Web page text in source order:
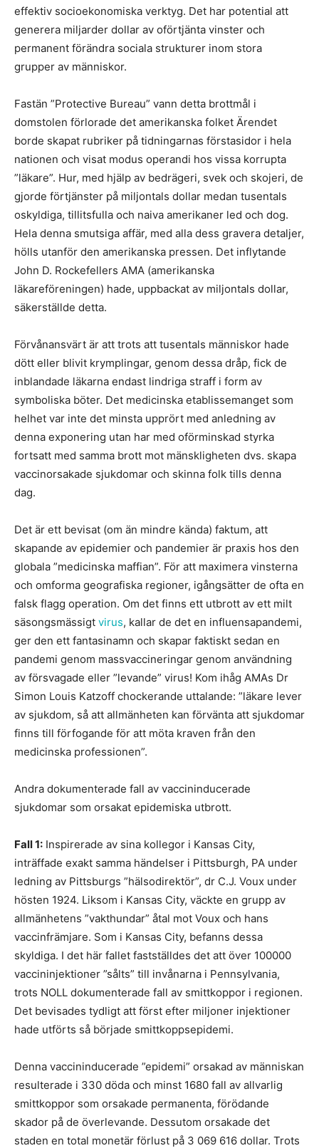
effektiv socioekonomiska verktyg. Det har potential att
generera miljarder dollar av oförtjänta vinster och
permanent förändra sociala strukturer inom stora
grupper av människor.
Fastän ”Protective Bureau” vann detta brottmål i
domstolen förlorade det amerikanska folket Ärendet
borde skapat rubriker på tidningarnas förstasidor i hela
nationen och visat modus operandi hos vissa korrupta
”läkare”. Hur, med hjälp av bedrägeri, svek och skojeri, de
gjorde förtjänster på miljontals dollar medan tusentals
oskyldiga, tillitsfulla och naiva amerikaner led och dog.
Hela denna smutsiga affär, med alla dess gravera detaljer,
hölls utanför den amerikanska pressen. Det inflytande
John D. Rockefellers AMA (amerikanska
läkareföreningen) hade, uppbackat av miljontals dollar,
säkerställde detta.
Förvånansvärt är att trots att tusentals människor hade
dött eller blivit krymplingar, genom dessa dråp, fick de
inblandade läkarna endast lindriga straff i form av
symboliska böter. Det medicinska etablissemanget som
helhet var inte det minsta upprört med anledning av
denna exponering utan har med oförminskad styrka
fortsatt med samma brott mot mänskligheten dvs. skapa
vaccinorsakade sjukdomar och skinna folk tills denna
dag.
Det är ett bevisat (om än mindre kända) faktum, att
skapande av epidemier och pandemier är praxis hos den
globala ”medicinska maffian”. För att maximera vinsterna
och omforma geografiska regioner, igångsätter de ofta en
falsk flagg operation. Om det finns ett utbrott av ett milt
säsongsmässigt virus, kallar de det en influensapandemi,
ger den ett fantasinamn och skapar faktiskt sedan en
pandemi genom massvaccineringar genom användning
av försvagade eller ”levande” virus! Kom ihåg AMAs Dr
Simon Louis Katzoff chockerande uttalande: ”läkare lever
av sjukdom, så att allmänheten kan förvänta att sjukdomar
finns till förfogande för att möta kraven från den
medicinska professionen”.
Andra dokumenterade fall av vaccininducerade
sjukdomar som orsakat epidemiska utbrott.
Fall 1: Inspirerade av sina kollegor i Kansas City,
inträffade exakt samma händelser i Pittsburgh, PA under
ledning av Pittsburgs ”hälsodirektör”, dr C.J. Voux under
hösten 1924. Liksom i Kansas City, väckte en grupp av
allmänhetens ”vakthundar” åtal mot Voux och hans
vaccinfrämjare. Som i Kansas City, befanns dessa
skyldiga. I det här fallet fastställdes det att över 100000
vaccininjektioner ”sålts” till invånarna i Pennsylvania,
trots NOLL dokumenterade fall av smittkoppor i regionen.
Det bevisades tydligt att först efter miljoner injektioner
hade utförts så började smittkoppsepidemi.
Denna vaccininducerade ”epidemi” orsakad av människan
resulterade i 330 döda och minst 1680 fall av allvarlig
smittkoppor som orsakade permanenta, förödande
skador på de överlevande. Dessutom orsakade det
staden en total monetär förlust på 3 069 616 dollar. Trots